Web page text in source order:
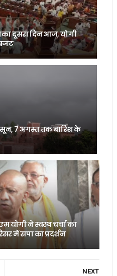
दूसरा दिन आज, योगी
7 अगस्त तक बारिश के
योगी ने स्वस्थ चर्चा का
में सपा का प्रदर्शन
NEXT